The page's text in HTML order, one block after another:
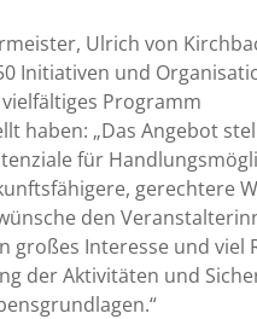
Ulrich von
Initiativen und
Programm
haben: „Das Angebot
für
gerechtere
den
großes Interesse und viel
der Aktivitäten und